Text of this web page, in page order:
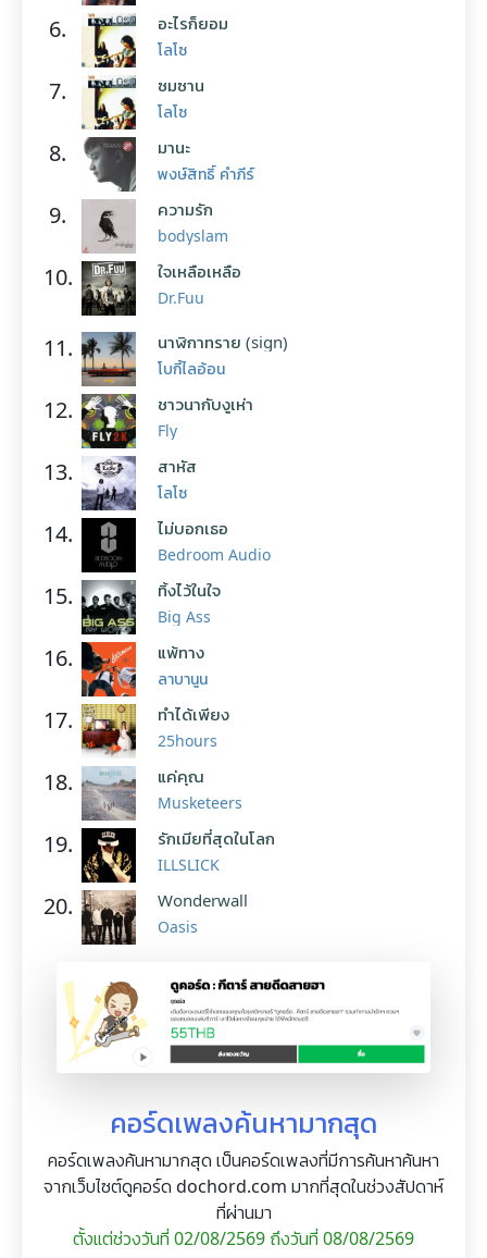
6. อะไรก็ยอม
โลโซ
7. ซมซาน
โลโซ
8. มานะ
พงษ์สิทธิ์ คำภีร์
9. ความรัก
bodyslam
10. ใจเหลือเหลือ
Dr.Fuu
11. นาฬิกาทราย (sign)
โบกี้ไลอ้อน
12. ชาวนากับงูเห่า
Fly
13. สาหัส
โลโซ
14. ไม่บอกเธอ
Bedroom Audio
15. ทิ้งไว้ในใจ
Big Ass
16. แพ้ทาง
ลาบานูน
17. ทำได้เพียง
25hours
18. แค่คุณ
Musketeers
19. รักเมียที่สุดในโลก
ILLSLICK
20. Wonderwall
Oasis
คอร์ดเพลงค้นหามากสุด
คอร์ดเพลงค้นหามากสุด เป็นคอร์ดเพลงที่มีการค้นหาค้นหา
จากเว็บไซต์ดูคอร์ด dochord.com มากที่สุดในช่วงสัปดาห์
ที่ผ่านมา
ตั้งแต่ช่วงวันที่ 02/08/2569 ถึงวันที่ 08/08/2569